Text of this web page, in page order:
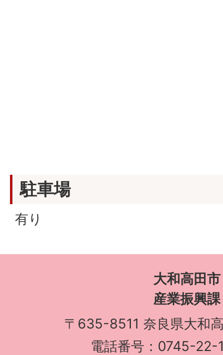
駐車場
有り
大和高田市
産業振興課
〒635-8511 奈良県大和
電話番号：0745-22-